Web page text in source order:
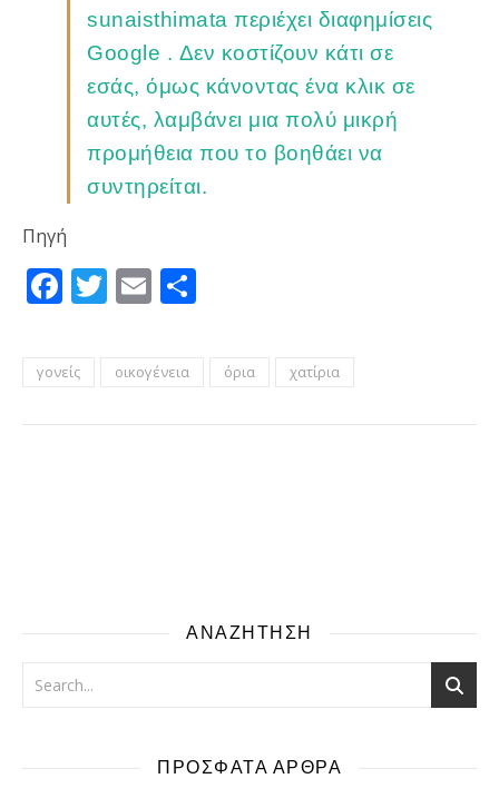
sunaisthimata περιέχει διαφημίσεις
Google . Δεν κοστίζουν κάτι σε
εσάς, όμως κάνοντας ένα κλικ σε
αυτές, λαμβάνει μια πολύ μικρή
προμήθεια που το βοηθάει να
συντηρείται.
Πηγή
Facebook
Twitter
Email
γονείς οικογένεια όρια χατίρια
ΑΝΑΖΗΤΗΣΗ
ΠΡΟΣΦΑΤΑ ΑΡΘΡΑ